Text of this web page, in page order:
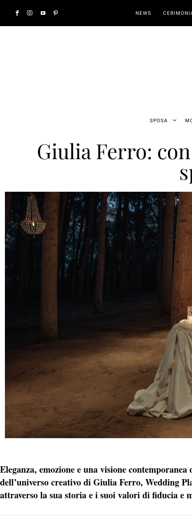
NEWS
SPOSA
Giulia Ferro:
Eleganza, emozione e una visione
dell’universo creativo di Giulia Ferro, Wedding
attraverso la sua storia e i suoi valori di fiducia e